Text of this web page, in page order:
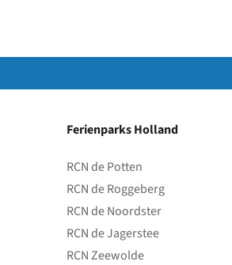
Ferienparks Holland
RCN de Potten
RCN de Roggeberg
RCN de Noordster
RCN de Jagerstee
RCN Zeewolde